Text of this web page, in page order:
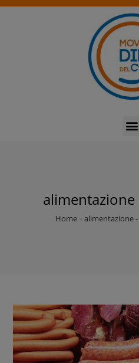
Home alimentazione